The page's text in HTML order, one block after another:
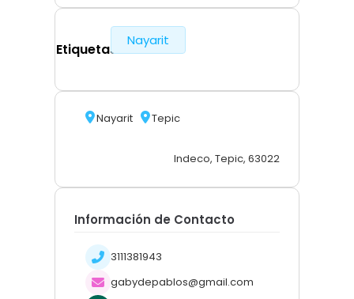
Etiquetas
Nayarit
Nayarit Tepic
Indeco, Tepic, 63022
Información de Contacto
3111381943
gabydepablos@gmail.com